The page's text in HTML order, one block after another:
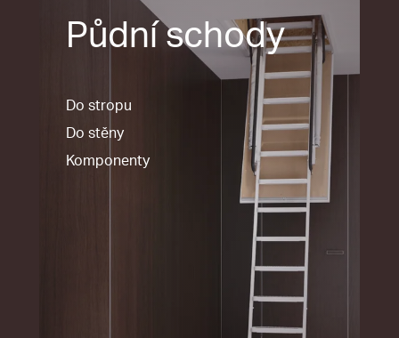
Půdní schody
Do stropu
Do stěny
Komponenty